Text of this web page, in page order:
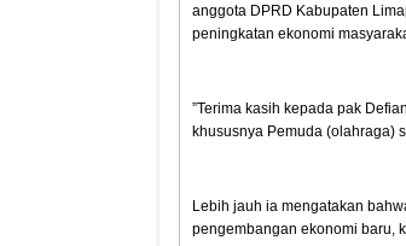
anggota DPRD Kabupaten
peningkatan ekonomi
”Terima kasih kepada pak
khususnya Pemuda (olahraga)
Lebih jauh ia mengatakan
pengembangan ekonomi baru,